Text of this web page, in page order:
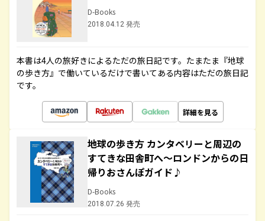
D-Books
2018.04.12 発売
本書は4人の旅好きによるただの旅日記です。たまたま『地球
の歩き方』で働いているだけで書いてある内容はただの旅日記
です。
詳細を見る
地球の歩き方 カンタベリーと周辺の
すてきな田舎町へ～ロンドンからの日
帰りおさんぽガイド♪
D-Books
2018.07.26 発売